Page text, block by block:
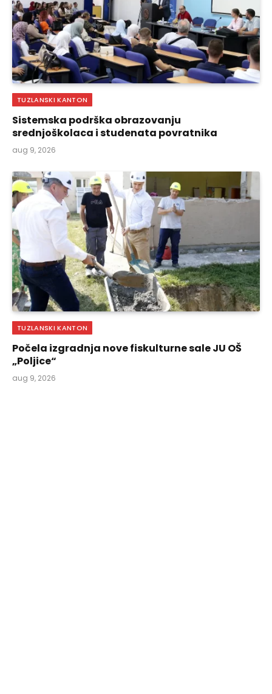
TUZLANSKI KANTON
Sistemska podrška obrazovanju
srednjoškolaca i studenata povratnika
aug 9, 2026
TUZLANSKI KANTON
Počela izgradnja nove fiskulturne sale JU OŠ
„Poljice“
aug 9, 2026